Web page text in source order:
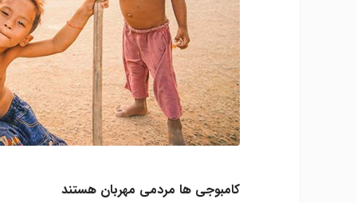
کامبوجی ها مردمی مهربان هستند